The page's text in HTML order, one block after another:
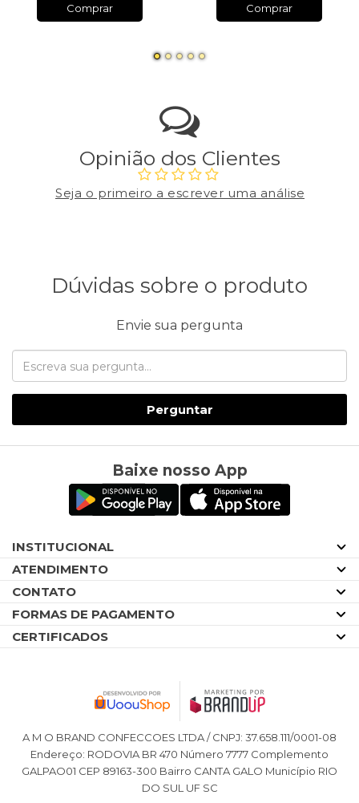
Comprar Comprar
Opinião dos Clientes
Seja o primeiro a escrever uma análise
Dúvidas sobre o produto
Envie sua pergunta
Perguntar
Baixe nosso App
INSTITUCIONAL
ATENDIMENTO
CONTATO
FORMAS DE PAGAMENTO
CERTIFICADOS
A M O BRAND CONFECCOES LTDA / CNPJ: 37.658.111/0001-08
Endereço: RODOVIA BR 470 Número 7777 Complemento
GALPAO01 CEP 89163-300 Bairro CANTA GALO Município RIO
DO SUL UF SC